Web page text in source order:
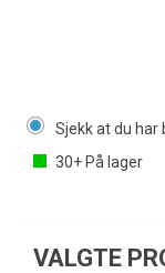
Sjekk at du har
30+ På lager
VALGTE